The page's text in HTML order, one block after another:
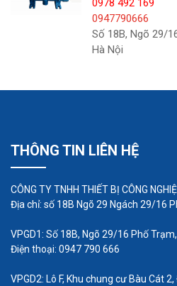
Bơm màng khí nén
chính
Với nguồn điện là không khí,
áp suất ngược (điện trở đầu
động điều chỉnh, phù hợp
cao. Điểm làm việc của máy
trên cơ sở nước, nếu độ
0978 492 169
0947790666
Số 18B, Ngõ 29/
Hà Nội
THÔNG TIN LIÊN HỆ
CÔNG TY TNHH THIẾT BỊ CÔNG
Địa chỉ: số 18B Ngõ 29 Ngách 29/16
VPGD1: Số 18B, Ngõ 29/16 Phố
Điện thoại: 0947 790 666
VPGD2: Lô F, Khu chung cư Bàu Cát